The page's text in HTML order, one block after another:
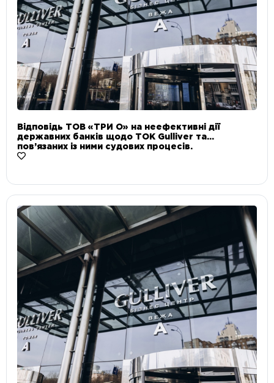
Відповідь ТОВ «ТРИ О» на неефективні дії
державних банків щодо ТОК Gulliver та
пов’язаних із ними судових процесів.